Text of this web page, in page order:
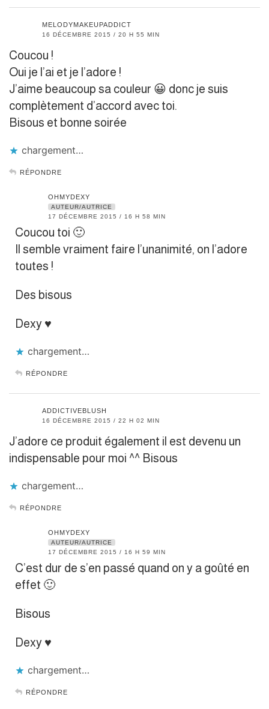
MELODYMAKEUPADDICT
16 DÉCEMBRE 2015 / 20 H 55 MIN
Coucou !
Oui je l’ai et je l’adore !
J’aime beaucoup sa couleur 😀 donc je suis
complètement d’accord avec toi.
Bisous et bonne soirée
chargement…
RÉPONDRE
OHMYDEXY
AUTEUR/AUTRICE
17 DÉCEMBRE 2015 / 16 H 58 MIN
Coucou toi 🙂
Il semble vraiment faire l’unanimité, on l’adore
toutes !
Des bisous
Dexy ♥
chargement…
RÉPONDRE
ADDICTIVEBLUSH
16 DÉCEMBRE 2015 / 22 H 02 MIN
J’adore ce produit également il est devenu un
indispensable pour moi ^^ Bisous
chargement…
RÉPONDRE
OHMYDEXY
AUTEUR/AUTRICE
17 DÉCEMBRE 2015 / 16 H 59 MIN
C’est dur de s’en passé quand on y a goûté en
effet 🙂
Bisous
Dexy ♥
chargement…
RÉPONDRE